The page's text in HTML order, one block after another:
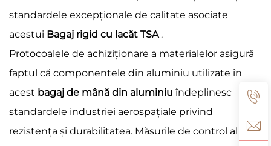
standardele excepționale de calitate asociate
acestui Bagaj rigid cu lacăt TSA .
Protocoalele de achiziționare a materialelor asigură
faptul că componentele din aluminiu utilizate în
acest bagaj de mână din aluminiu îndeplinesc
standardele industriei aerospațiale privind
rezistența și durabilitatea. Măsurile de control al